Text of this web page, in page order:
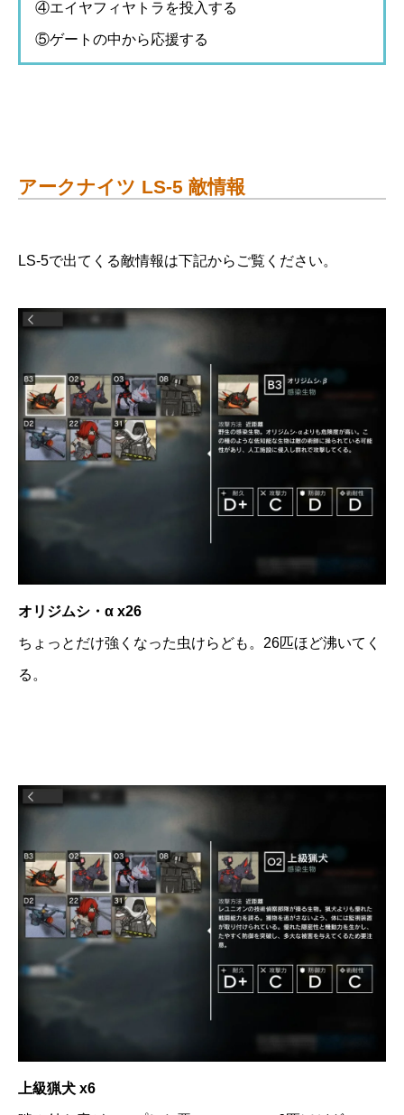
④エイヤフィヤトラを投入する
⑤ゲートの中から応援する
アークナイツ LS-5 敵情報
LS-5で出てくる敵情報は下記からご覧ください。
オリジムシ・α x26
ちょっとだけ強くなった虫けらども。26匹ほど沸いてく
る。
上級猟犬 x6